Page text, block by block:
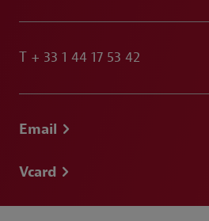
T + 33 1 44 17 53 42
Email
Vcard